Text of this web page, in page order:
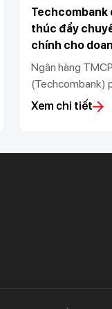
Techcombank
thúc đẩy
chính cho
Ngân hàng
(Techcombank)
Sở KH&CN tỉnh
Nai, Thuế Đồng
phường Đồng
Xem chi tiết